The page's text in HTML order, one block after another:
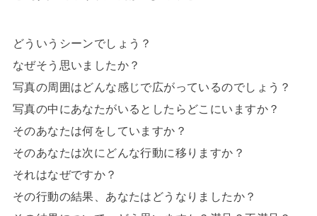
どういうシーンでしょう？
なぜそう思いましたか？
写真の周囲はどんな感じで広がっているのでしょう？
写真の中にあなたがいるとしたらどこにいますか？
そのあなたは何をしていますか？
そのあなたは次にどんな行動に移りますか？
それはなぜですか？
その行動の結果、あなたはどうなりましたか？